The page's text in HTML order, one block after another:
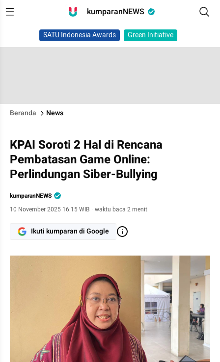
kumparanNEWS
SATU Indonesia Awards Green Initiative
Beranda News
KPAI Soroti 2 Hal di Rencana
Pembatasan Game Online:
Perlindungan Siber-Bullying
kumparanNEWS
10 November 2025 16:15 WIB · waktu baca 2 menit
Ikuti kumparan di Google